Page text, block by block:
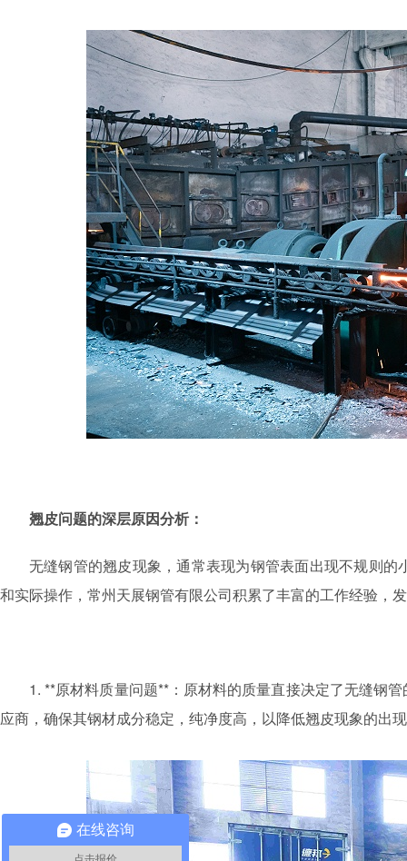
翘皮问题的深层原因分析：
无缝钢管的翘皮现象，通常表现为钢管表面出现不规则
和实际操作，常州天展钢管有限公司积累了丰富的工作经验，
1. **原材料质量问题**：原材料的质量直接决定了无缝钢
应商，确保其钢材成分稳定，纯净度高，以降低翘皮现象的出
在线咨询